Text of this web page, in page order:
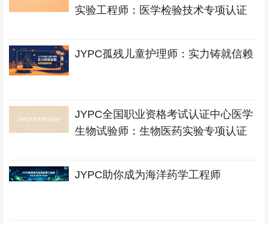
实验工程师：医学检验技术专项认证
JYPC孤残儿童护理师：实力铸就信赖
JYPC全国职业资格考试认证中心医学
生物试验师：生物医药实验专项认证
JYPC助你成为海洋药学工程师